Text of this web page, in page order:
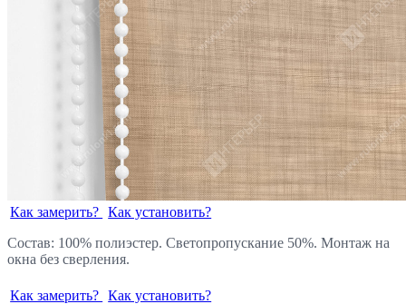
Как замерить? Как установить?
Состав: 100% полиэстер. Светопропускание 50%. Монтаж на
окна без сверления.
Как замерить? Как установить?